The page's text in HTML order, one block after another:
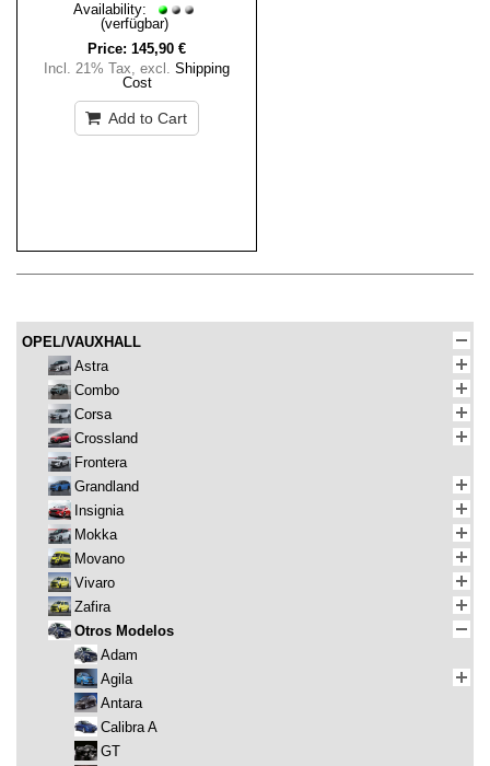
Availability:
(verfügbar)
Price: 145,90 €
Incl. 21% Tax, excl. Shipping
Cost
Add to Cart
OPEL/VAUXHALL
Astra
Combo
Corsa
Crossland
Frontera
Grandland
Insignia
Mokka
Movano
Vivaro
Zafira
Otros Modelos
Adam
Agila
Antara
Calibra A
GT